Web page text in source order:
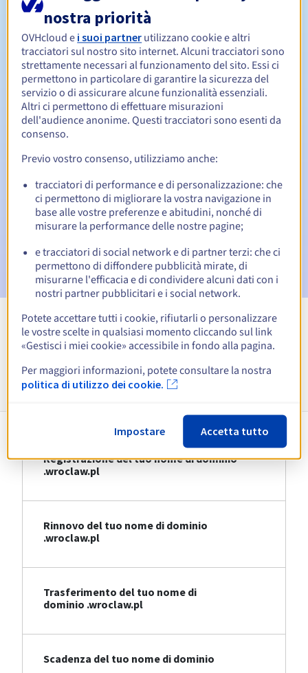
Periodo di rinnovo
Redemption period
Notifiche automatiche:
Email di notifica:60, 30, 15, 7 e 3 giorni prima della
Email il giorno della scadenzaper notificare la
sospensione del nome di dominio
Email dopo il Redemption Grace Period
per notificare la
cancellazione del nome di dominio
Visualizza tutte le estensioni
Informazioni su .wroclaw.pl
Registrazione del tuo nome di dominio
.wroclaw.pl
Rinnovo del tuo nome di dominio
.wroclaw.pl
Trasferimento del tuo nome di
dominio .wroclaw.pl
Scadenza del tuo nome di dominio
nostra priorità
OVHcloud e i suoi partner utilizzano cookie e altri
tracciatori sul nostro sito internet. Alcuni tracciatori sono
strettamente necessari al funzionamento del sito. Essi ci
permettono in particolare di garantire la sicurezza del
servizio o di assicurare alcune funzionalità essenziali.
Altri ci permettono di effettuare misurazioni
dell'audience anonime. Questi tracciatori sono esenti da
consenso.
Previo vostro consenso, utilizziamo anche:
tracciatori di performance e di personalizzazione: che
ci permettono di migliorare la vostra navigazione in
base alle vostre preferenze e abitudini, nonché di
misurare la performance delle nostre pagine;
e tracciatori di social network e di partner terzi: che ci
permettono di diffondere pubblicità mirate, di
misurarne l'efficacia e di condividere alcuni dati con i
nostri partner pubblicitari e i social network.
Potete accettare tutti i cookie, rifiutarli o personalizzare
le vostre scelte in qualsiasi momento cliccando sul link
«Gestisci i miei cookie» accessibile in fondo alla pagina.
Per maggiori informazioni, potete consultare la nostra
politica di utilizzo dei cookie.
Impostare Accetta tutto